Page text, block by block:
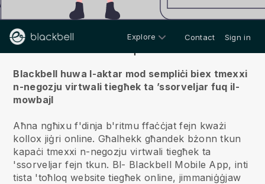
Explore Contact Sign in
Blackbell huwa l-aktar mod sempliċi biex tmexxi
n-negozju virtwali tiegħek ta ’ssorveljar fuq il-
mowbajl
Aħna ngħixu f'dinja b'ritmu ffaċċjat fejn kważi
kollox jiġri online.Għalhekk għandek bżonn tkun
kapaċi tmexxi n-negozju virtwali tiegħek ta
'ssorveljar fejn tkun. Bl- Blackbell Mobile App, inti
tista 'toħloq website tiegħek online, jimmaniġġjaw